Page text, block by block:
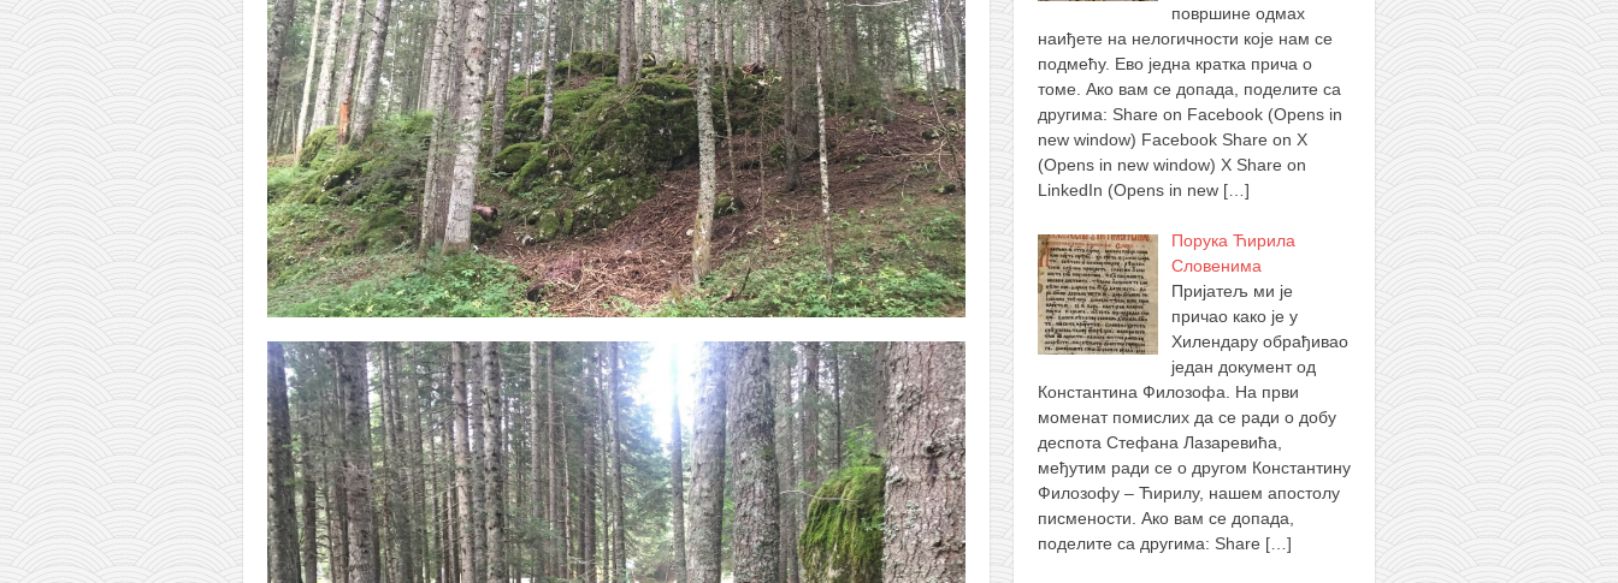
површине одмах
наиђете на нелогичности које нам се
подмећу. Ево једна кратка прича о
томе. Ако вам се допада, поделите са
другима: Share on Facebook (Opens in
new window) Facebook Share on X
(Opens in new window) X Share on
LinkedIn (Opens in new […]
Порука Ћирила
Словенима
Пријатељ ми је
причао како је у
Хилендару обрађивао
један документ од
Константина Филозофа. На први
моменат помислих да се ради о добу
деспота Стефана Лазаревића,
међутим ради се о другом Константину
Филозофу – Ћирилу, нашем апостолу
писмености. Ако вам се допада,
поделите са другима: Share […]